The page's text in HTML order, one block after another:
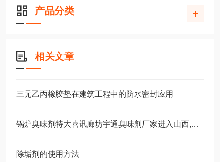
产品分类
相关文章
三元乙丙橡胶垫在建筑工程中的防水密封应用
锅炉臭味剂特大喜讯廊坊宇通臭味剂厂家进入山西,太原臭味剂供应
除垢剂的使用方法